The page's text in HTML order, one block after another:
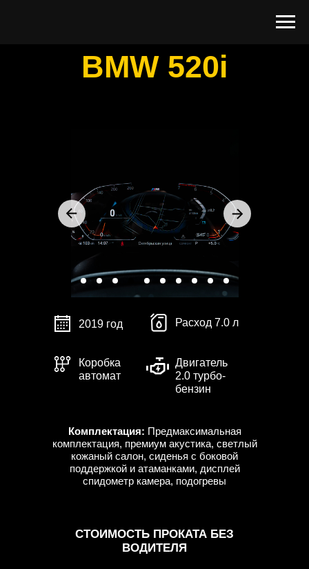
BMW 520i
СТОИМОСТЬ ПРОКАТА БЕЗ
ВОДИТЕЛЯ
2019 год
Коробка
автомат
Комплектация: Предмаксимальная
комплектация, премиум акустика, светлый
кожаный салон, сиденья с боковой
поддержкой и атаманками, дисплей
спидометр камера, подогревы
Расход 7.0 л
Двигатель
2.0 турбо-
бензин